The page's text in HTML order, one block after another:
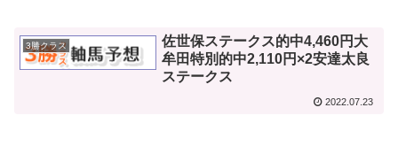
3勝クラス
佐世保ステークス的中4,460円大
牟田特別的中2,110円×2安達太良
ステークス
2022.07.23